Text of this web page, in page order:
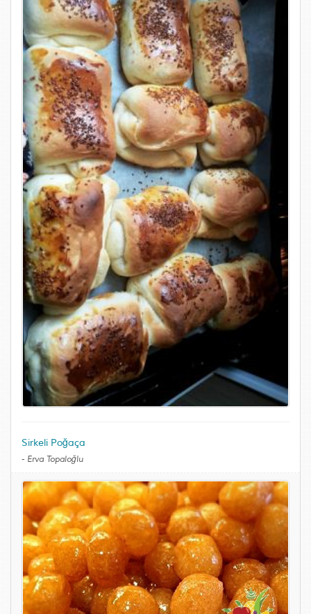
Sirkeli Poğaça
- Erva Topaloğlu